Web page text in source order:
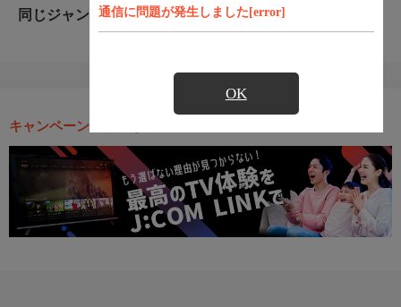
通信に問題が発生しました[error]
OK
同じジャンルのおすすめ番組
キャンペーン・お得な情報